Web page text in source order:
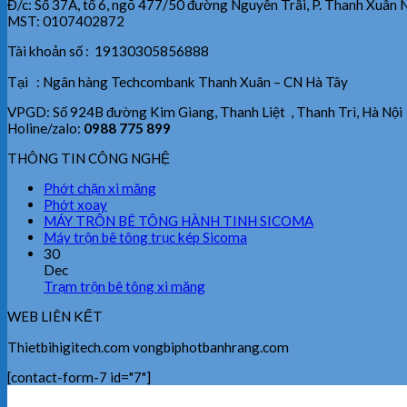
Đ/c: Số 37A, tổ 6, ngõ 477/50 đường Nguyễn Trãi, P. Thanh Xuân
MST: 0107402872
Tài khoản số : 19130305856888
Tại : Ngân hàng Techcombank Thanh Xuân – CN Hà Tây
VPGD: Số 924B đường Kim Giang, Thanh Liệt , Thanh Trì, Hà Nội
Holine/zalo: 0988 775 899
THÔNG TIN CÔNG NGHỆ
Phớt chặn xi măng
Phớt xoay
MÁY TRỘN BÊ TÔNG HÀNH TINH SICOMA
Máy trộn bê tông trục kép Sicoma
30
Dec
Trạm trộn bê tông xi măng
WEB LIÊN KẾT
Thietbihigitech.com vongbiphotbanhrang.com
[contact-form-7 id="7"]